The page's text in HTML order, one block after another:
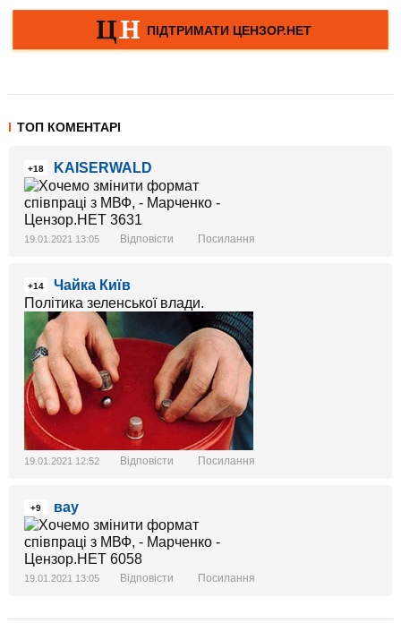
ТОП КОМЕНТАРІ
+18 KAISERWALD
19.01.2021 13:05 Відповісти Посилання
+14
Чайка Київ
Політика зеленської влади.
19.01.2021 12:52 Відповісти Посилання
+9 вау
19.01.2021 13:05 Відповісти Посилання